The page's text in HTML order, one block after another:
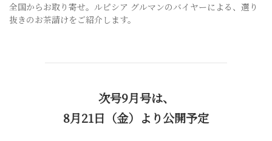
全国からお取り寄せ。ルピシア グルマンのバイヤーによる、選り
抜きのお茶請けをご紹介します。
次号9月号は、
8月21日（金）より公開予定